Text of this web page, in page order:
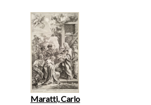
Maratti, Carlo